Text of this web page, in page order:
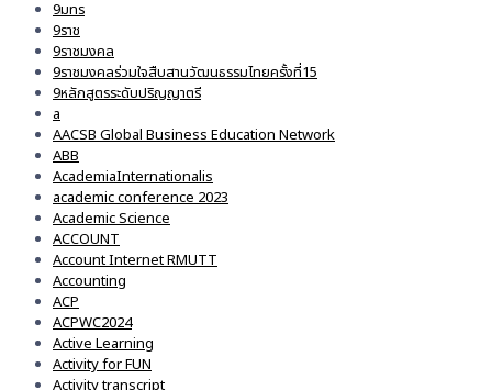
9มทร
9ราช
9ราชมงคล
9ราชมงคลร่วมใจสืบสานวัฒนธรรมไทยครั้งที่15
9หลักสูตรระดับปริญญาตรี
a
AACSB Global Business Education Network
ABB
AcademiaInternationalis
academic conference 2023
Academic Science
ACCOUNT
Account Internet RMUTT
Accounting
ACP
ACPWC2024
Active Learning
Activity for FUN
Activity transcript